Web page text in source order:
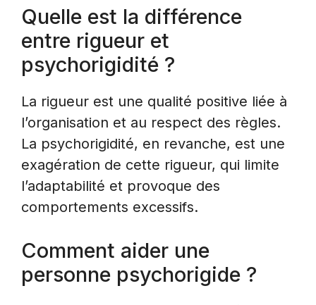
Quelle est la différence
entre rigueur et
psychorigidité ?
La rigueur est une qualité positive liée à
l’organisation et au respect des règles.
La psychorigidité, en revanche, est une
exagération de cette rigueur, qui limite
l’adaptabilité et provoque des
comportements excessifs.
Comment aider une
personne psychorigide ?